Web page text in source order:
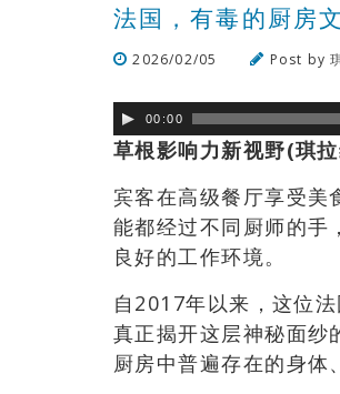
法国，有毒的厨房
2026/02/05 Post by
00:00
草根影响力新视野(琪
宾客在高级餐厅享受美
能都经过不同厨师的手
良好的工作环境。
自2017年以来，这位
真正揭开这层神秘面纱
厨房中普遍存在的身体